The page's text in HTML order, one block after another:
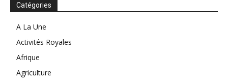
Catégories
A La Une
Activités Royales
Afrique
Agriculture